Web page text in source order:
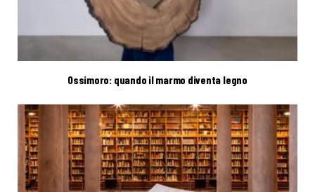
Ossimoro: quando il marmo diventa legno